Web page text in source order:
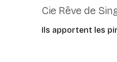
Cie Rêve de
Ils apportent les